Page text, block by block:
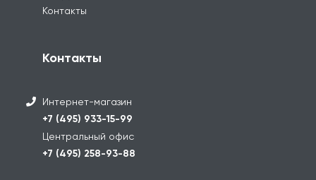
Контакты
Контакты
Интернет-магазин
+7 (495) 933-15-99
Центральный офис
+7 (495) 258-93-88